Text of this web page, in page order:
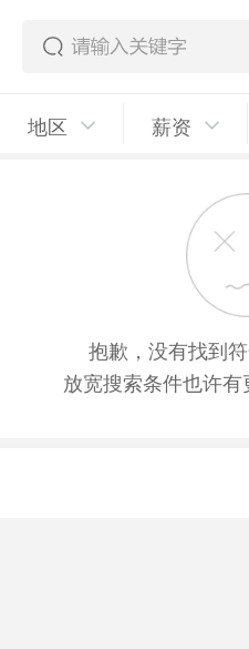
地区 薪资
抱歉，没有找到
放宽搜索条件也许